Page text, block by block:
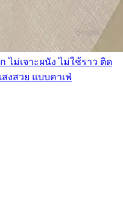
ไม่เจาะผนัง ไม่ใช้ราว ติด
งสวย แบบคาเฟ่